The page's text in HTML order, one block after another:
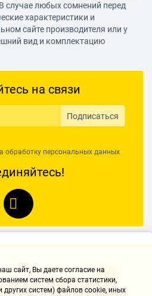
71 дБ
случае любых сомнений перед
характеристики и
сайте производителя или у
вид и комплектацию
на связи
Подписаться
обработку персональных данных
cайт, Вы даете согласие на
систем сбора статистики,
систем) файлов cookie, иных